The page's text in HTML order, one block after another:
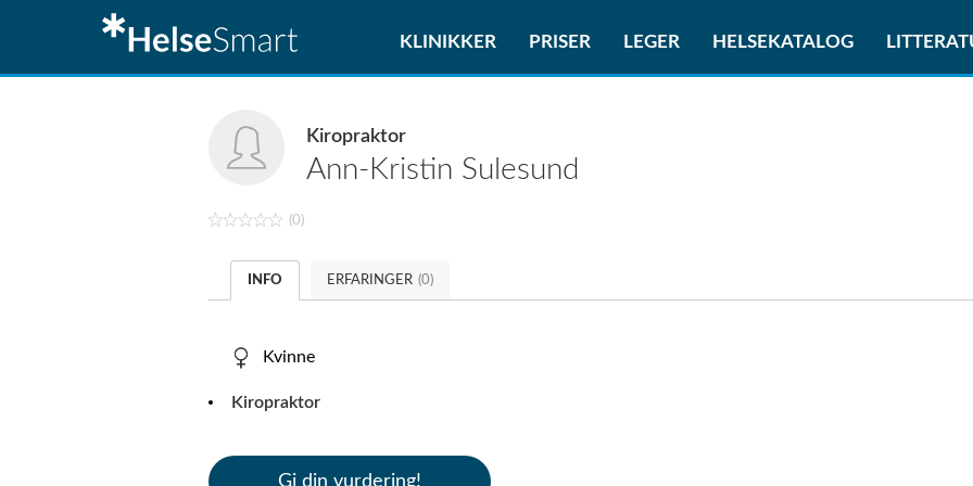
KLINIKKER PRISER LEGER HELSEKATALOG
Kiropraktor
Ann-Kristin Sulesund
(0)
INFO ERFARINGER (0)
Kvinne
Kiropraktor
Gi din vurdering!